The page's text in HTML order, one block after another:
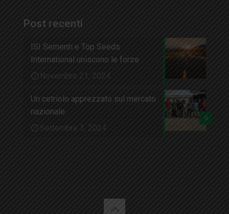
Post recenti
ISI Sementi e Top Seeds
International uniscono le forze
Novembre 21, 2024
0
Un cetriolo apprezzato sul mercato
nazionale
Settembre 3, 2024